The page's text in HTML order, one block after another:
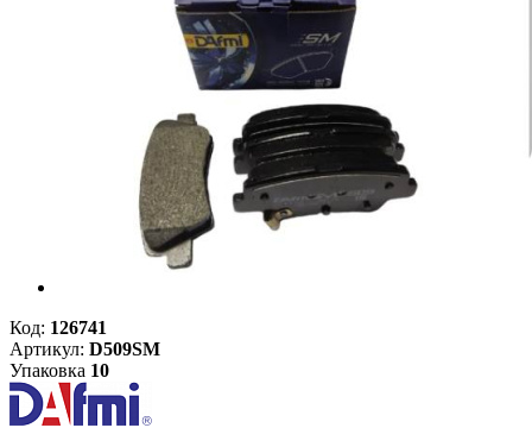
Код: 126741
Артикул: D509SM
Упаковка 10